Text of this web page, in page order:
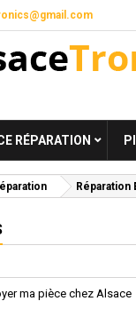
RÉPARATION
Réparation
ma pièce chez Alsace